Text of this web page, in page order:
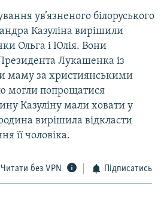
ув’язненого білоруського
Казуліна вирішили
Ольга і Юлія. Вони
Лукашенка із
маму за християнськими
могли попрощатися
Казуліну мали ховати у
вирішила відкласти
її чоловіка.
Читати без VPN Підписатись